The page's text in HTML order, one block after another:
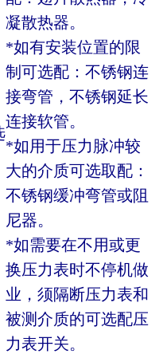
凝散热器。
*如有安装位置的限
制可选配：不锈钢连
接弯管，不锈钢延长
连接软管。
*如用于压力脉冲较
大的介质可选取配：
不锈钢缓冲弯管或阻
尼器。
*如需要在不用或更
换压力表时不停机做
业，须隔断压力表和
被测介质的可选配压
力表开关。